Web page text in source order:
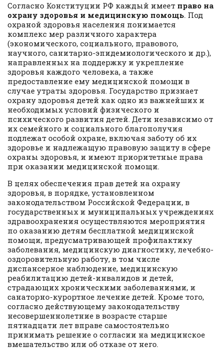
Согласно Конституции РФ каждый имеет право на
охрану здоровья и медицинскую помощь. Под
охраной здоровья населения понимается
комплекс мер различного характера
(экономического, социального, правового,
научного, санитарно-эпидемиологического и др.),
направленных на поддержку и укрепление
здоровья каждого человека, а также
предоставление ему медицинской помощи в
случае утраты здоровья. Государство признает
охрану здоровья детей как одно из важнейших и
необходимых условий физического и
психического развития детей. Дети независимо от
их семейного и социального благополучия
подлежат особой охране, включая заботу об их
здоровье и надлежащую правовую защиту в сфере
охраны здоровья, и имеют приоритетные права
при оказании медицинской помощи.
В целях обеспечения прав детей на охрану
здоровья, в порядке, установленном
законодательством Российской Федерации, в
государственных и муниципальных учреждениях
здравоохранения осуществляются мероприятия
по оказанию детям бесплатной медицинской
помощи, предусматривающей профилактику
заболевания, медицинскую диагностику, лечебно-
оздоровительную работу, в том числе
диспансерное наблюдение, медицинскую
реабилитацию детей-инвалидов и детей,
страдающих хроническими заболеваниями, и
санаторно-курортное лечение детей. Кроме того,
согласно действующему законодательству
несовершеннолетние в возрасте старше
пятнадцати лет вправе самостоятельно
принимать решение о согласии на медицинское
вмешательство или об отказе от него.